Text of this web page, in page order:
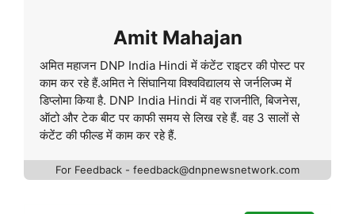
Amit Mahajan
अमित महाजन DNP India Hindi में कंटेंट राइटर की पोस्ट पर
काम कर रहे हैं.अमित ने सिंघानिया विश्वविद्यालय से जर्नलिज्म में
डिप्लोमा किया है. DNP India Hindi में वह राजनीति, बिजनेस,
ऑटो और टेक बीट पर काफी समय से लिख रहे हैं. वह 3 सालों से
कंटेंट की फील्ड में काम कर रहे हैं.
For Feedback - feedback@dnpnewsnetwork.com